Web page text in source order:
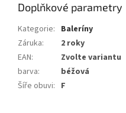
Doplňkové parametry
Kategorie: Baleríny
Záruka:
2 roky
EAN:
Zvolte variantu
barva:
béžová
Šíře obuvi: F